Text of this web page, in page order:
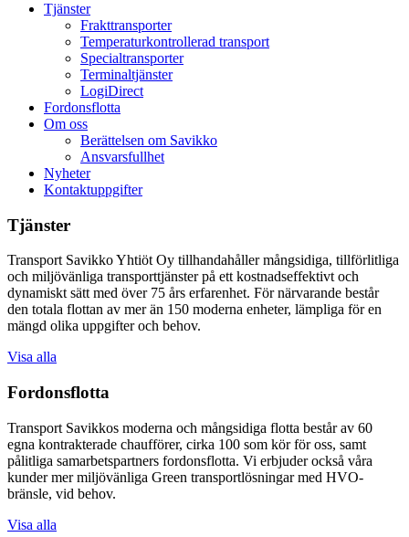
Tjänster
Frakttransporter
Temperaturkontrollerad transport
Specialtransporter
Terminaltjänster
LogiDirect
Fordonsflotta
Om oss
Berättelsen om Savikko
Ansvarsfullhet
Nyheter
Kontaktuppgifter
Tjänster
Transport Savikko Yhtiöt Oy tillhandahåller mångsidiga, tillförlitliga
och miljövänliga transporttjänster på ett kostnadseffektivt och
dynamiskt sätt med över 75 års erfarenhet. För närvarande består
den totala flottan av mer än 150 moderna enheter, lämpliga för en
mängd olika uppgifter och behov.
Visa alla
Fordonsflotta
Transport Savikkos moderna och mångsidiga flotta består av 60
egna kontrakterade chaufförer, cirka 100 som kör för oss, samt
pålitliga samarbetspartners fordonsflotta. Vi erbjuder också våra
kunder mer miljövänliga Green transportlösningar med HVO-
bränsle, vid behov.
Visa alla